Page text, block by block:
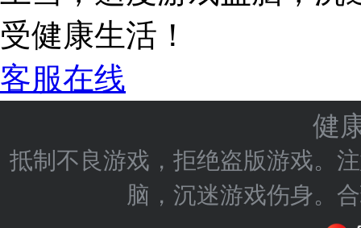
受健康生活！
客服在线
健
抵制不良游戏，拒绝盗版游戏。
脑，沉迷游戏伤身。